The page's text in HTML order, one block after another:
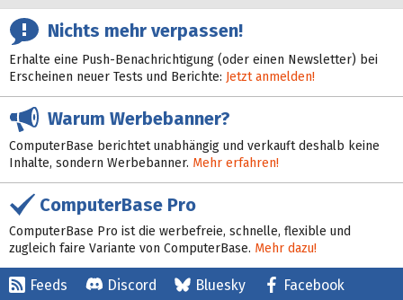
Nichts mehr verpassen!
Erhalte eine Push-Benachrichtigung (oder einen Newsletter) bei
Erscheinen neuer Tests und Berichte: Jetzt anmelden!
Warum Werbebanner?
ComputerBase berichtet unabhängig und verkauft deshalb keine
Inhalte, sondern Werbebanner. Mehr erfahren!
ComputerBase Pro
ComputerBase Pro ist die werbefreie, schnelle, flexible und
zugleich faire Variante von ComputerBase. Mehr dazu!
Feeds Discord Bluesky
Facebook